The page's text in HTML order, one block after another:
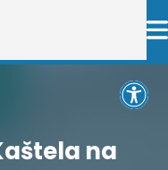
na